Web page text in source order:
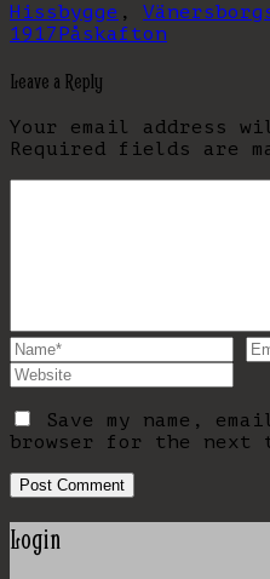
Hissbygge ,
1917 Påskafton
Leave a Reply
Your email address
Required fields are
Save my name,
browser for the next
Login